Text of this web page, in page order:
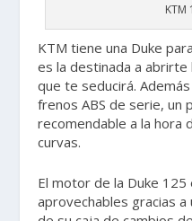
KTM
KTM tiene una Duke
es la destinada a
que te seducirá.
frenos ABS de serie, un
recomendable a la hora
curvas.
El motor de la Duke
aprovechables gracias